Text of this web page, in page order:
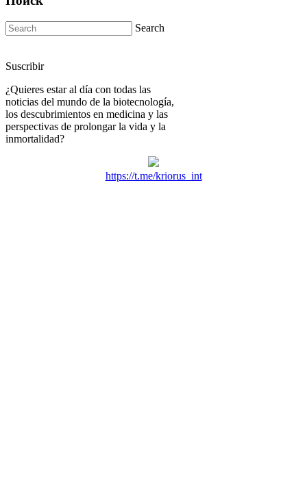
Search
Suscribir
¿Quieres estar al día con todas las
noticias del mundo de la biotecnología,
los descubrimientos en medicina y las
perspectivas de prolongar la vida y la
inmortalidad?
https://t.me/kriorus_int